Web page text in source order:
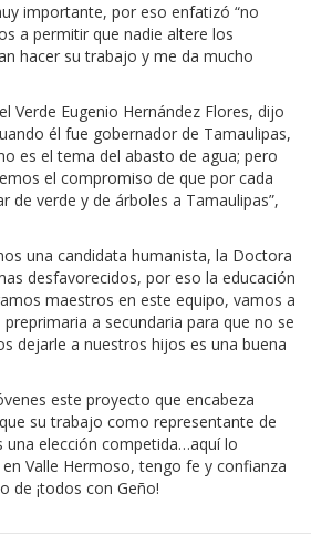
importante, por eso enfatizó “no
a permitir que nadie altere los
hacer su trabajo y me da mucho
Verde Eugenio Hernández Flores, dijo
él fue gobernador de Tamaulipas,
es el tema del abasto de agua; pero
el compromiso de que por cada
verde y de árboles a Tamaulipas”,
una candidata humanista, la Doctora
desfavorecidos, por eso la educación
maestros en este equipo, vamos a
a secundaria para que no se
dejarle a nuestros hijos es una buena
este proyecto que encabeza
su trabajo como representante de
elección competida…aquí lo
Valle Hermoso, tengo fe y confianza
de ¡todos con Geño!